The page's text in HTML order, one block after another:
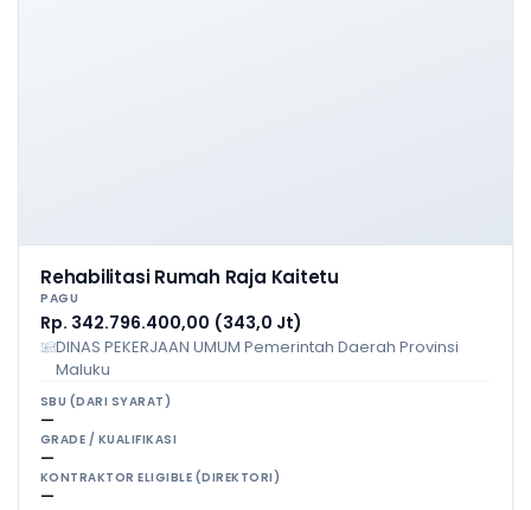
Rehabilitasi Rumah Raja Kaitetu
PAGU
Rp. 342.796.400,00 (343,0 Jt)
DINAS PEKERJAAN UMUM Pemerintah Daerah Provinsi
Maluku
SBU (DARI SYARAT)
—
GRADE / KUALIFIKASI
—
KONTRAKTOR ELIGIBLE (DIREKTORI)
—